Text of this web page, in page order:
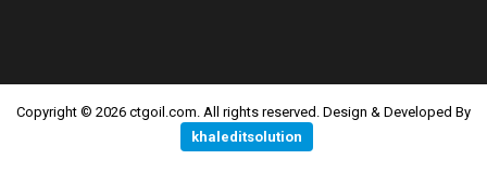
Copyright © 2026 ctgoil.com. All rights reserved. Design & Developed By
khaleditsolution